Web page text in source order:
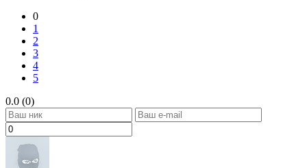
0
1
2
3
4
5
0.0 (0)